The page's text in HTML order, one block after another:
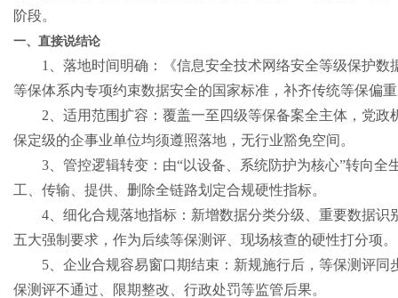
阶段。
一、直接说结论
1
、落地时间明确：《信息安全技术网络安全等级保护数
等保体系内专项约束数据安全的国家标准，补齐传统等保偏
2 、适用范围扩容：覆盖一至四级等保备案全主体，党
保定级的企事业单位均须遵照落地，无行业豁免空间。
3 、管控逻辑转变：由“以设备、系统防护为核心”转向
工、传输、提供、删除全链路划定合规硬性指标。
4 、细化合规落地指标：新增数据分类分级、重要数据
五大强制要求，作为后续等保测评、现场核查的硬性打分项。
5 、企业合规容易窗口期结束：新规施行后，等保测评
保测评不通过、限期整改、行政处罚等监管后果。